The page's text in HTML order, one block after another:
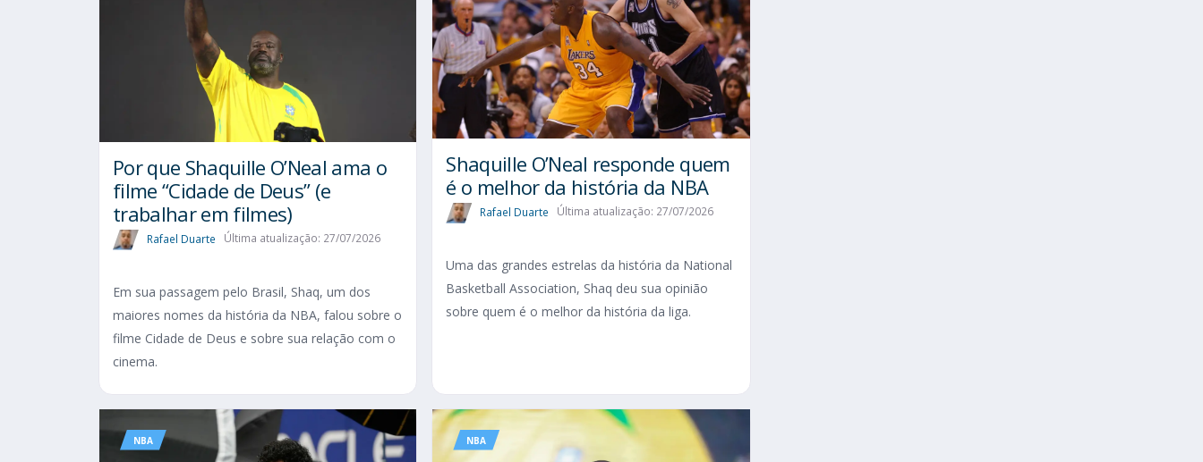
Por que Shaquille O’Neal ama o
filme “Cidade de Deus” (e
trabalhar em filmes)
Rafael Duarte Última atualização: 27/07/2026
Em sua passagem pelo Brasil, Shaq, um dos
maiores nomes da história da NBA, falou sobre o
filme Cidade de Deus e sobre sua relação com o
cinema.
Shaquille O’Neal responde quem
é o melhor da história da NBA
Rafael Duarte Última atualização: 27/07/2026
Uma das grandes estrelas da história da National
Basketball Association, Shaq deu sua opinião
sobre quem é o melhor da história da liga.
NBA NBA